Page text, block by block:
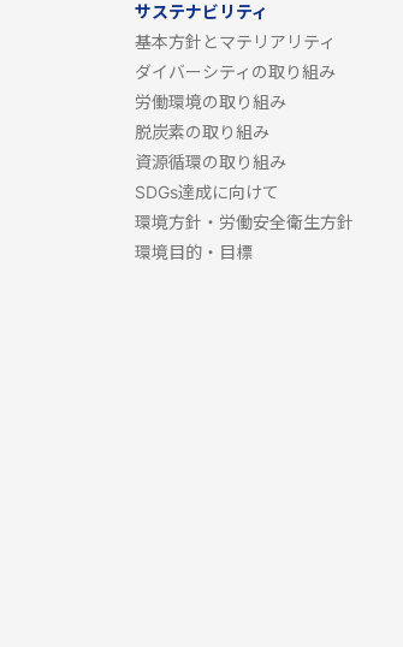
サステナビリティ
基本方針とマテリアリティ
ダイバーシティの取り組み
労働環境の取り組み
脱炭素の取り組み
資源循環の取り組み
SDGs達成に向けて
環境方針・労働安全衛生方針
環境目的・目標